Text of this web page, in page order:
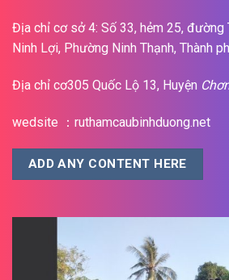
Địa chỉ cơ sở 4: Số 33, hẻm 25, đường
Ninh Lợi, Phường Ninh Thạnh, Thành
Địa chỉ cơ305 Quốc Lộ 13, Huyện
wedsite ：ruthamcaubinhduong.net
ADD ANY CONTENT HERE